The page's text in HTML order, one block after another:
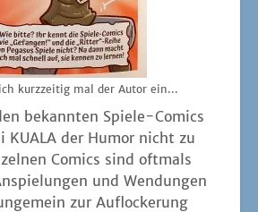
kurz­zei­tig mal der Autor ein...
bekann­ten Spie­le-Comics
KUALA der Humor nicht zu
Comics sind oft­mals
und Wen­dun­gen
zur Auf­lo­cke­rung